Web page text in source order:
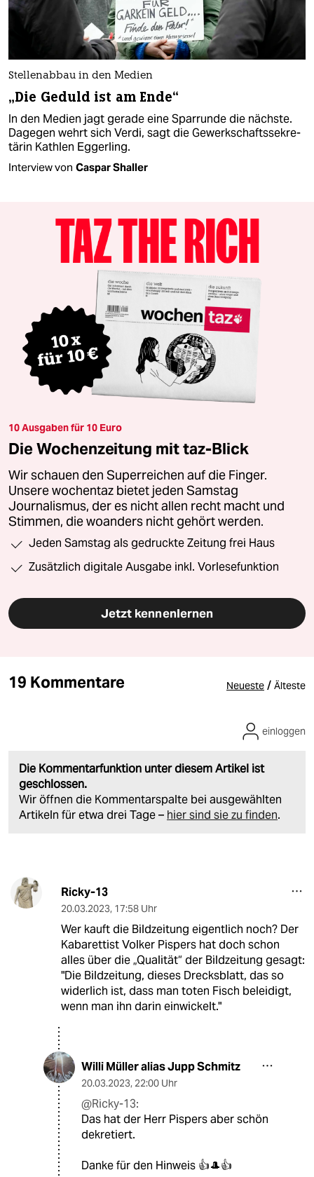
Stellenabbau in den Medien
„Die Geduld ist am Ende“
In den Medien jagt gerade eine Sparrunde die nächste.
Dagegen wehrt sich Verdi, sagt die Gewerk­schafts­se­kre­
tärin Kathlen Eggerling.
Interview von Caspar Shaller
10 Ausgaben für 10 Euro
Die Wochenzeitung mit taz-Blick
Wir schauen den Superreichen auf die Finger.
Unsere wochentaz bietet jeden Samstag
Journalismus, der es nicht allen recht macht und
Stimmen, die woanders nicht gehört werden.
Jeden Samstag als gedruckte Zeitung frei Haus
Zusätzlich digitale Ausgabe inkl. Vorlesefunktion
Jetzt kennenlernen
19 Kommentare Neueste / Älteste
Die Kommentarfunktion unter diesem Artikel ist
geschlossen.
Wir öffnen die Kommentarspalte bei ausgewählten
Artikeln für etwa drei Tage – hier sind sie zu finden.
einloggen
Ricky-13
20.03.2023, 17:58 Uhr
Wer kauft die Bildzeitung eigentlich noch? Der
Kabarettist Volker Pispers hat doch schon
alles über die „Qualität“ der Bildzeitung gesagt:
"Die Bildzeitung, dieses Drecksblatt, das so
widerlich ist, dass man toten Fisch beleidigt,
wenn man ihn darin einwickelt."
Willi Müller alias Jupp Schmitz
20.03.2023, 22:00 Uhr
@Ricky-13:
Das hat der Herr Pispers aber schön
dekretiert.
Danke für den Hinweis 👍🎩👍